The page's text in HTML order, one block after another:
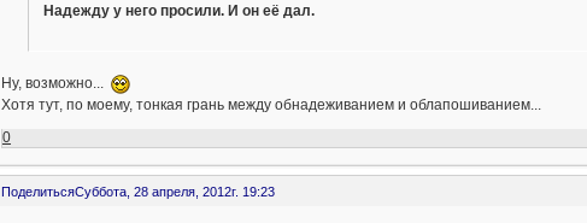
Надежду у него просили. И он её дал.
Ну, возможно...
Хотя тут, по моему, тонкая грань между обнадеживанием и облапошиванием...
0
ПоделитьсяСуббота, 28 апреля, 2012г. 19:23